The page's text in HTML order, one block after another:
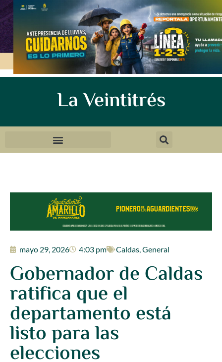
La Veintitrés
mayo 29, 2026 4:03 pm Caldas,General
Gobernador de Caldas
ratifica que el
departamento está
listo para las
elecciones